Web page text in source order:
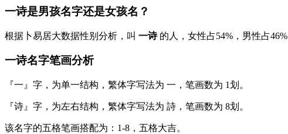
一诗是男孩名字还是女孩名？
根据卜易居大数据性别分析，叫 一诗的人，女性占54% ，男性占46%
一诗名字笔画分析
『一』 字，为单一结构，繁体字写法为 一 ，笔画数为 1划。
『诗』 字，为左右结构，繁体字写法为 詩 ，笔画数为 8划。
该名字的五格笔画搭配为： 1-8 ，五格大吉。